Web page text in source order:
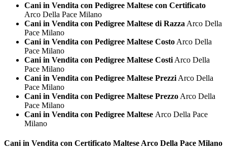
Cani in Vendita con Pedigree Maltese con Certificato
Arco Della Pace Milano
Cani in Vendita con Pedigree Maltese di Razza Arco Della
Pace Milano
Cani in Vendita con Pedigree Maltese Costo Arco Della
Pace Milano
Cani in Vendita con Pedigree Maltese Costi Arco Della
Pace Milano
Cani in Vendita con Pedigree Maltese Prezzi Arco Della
Pace Milano
Cani in Vendita con Pedigree Maltese Prezzo Arco Della
Pace Milano
Cani in Vendita con Pedigree Maltese Arco Della Pace
Milano
Cani in Vendita con Certificato Maltese Arco Della Pace Milano